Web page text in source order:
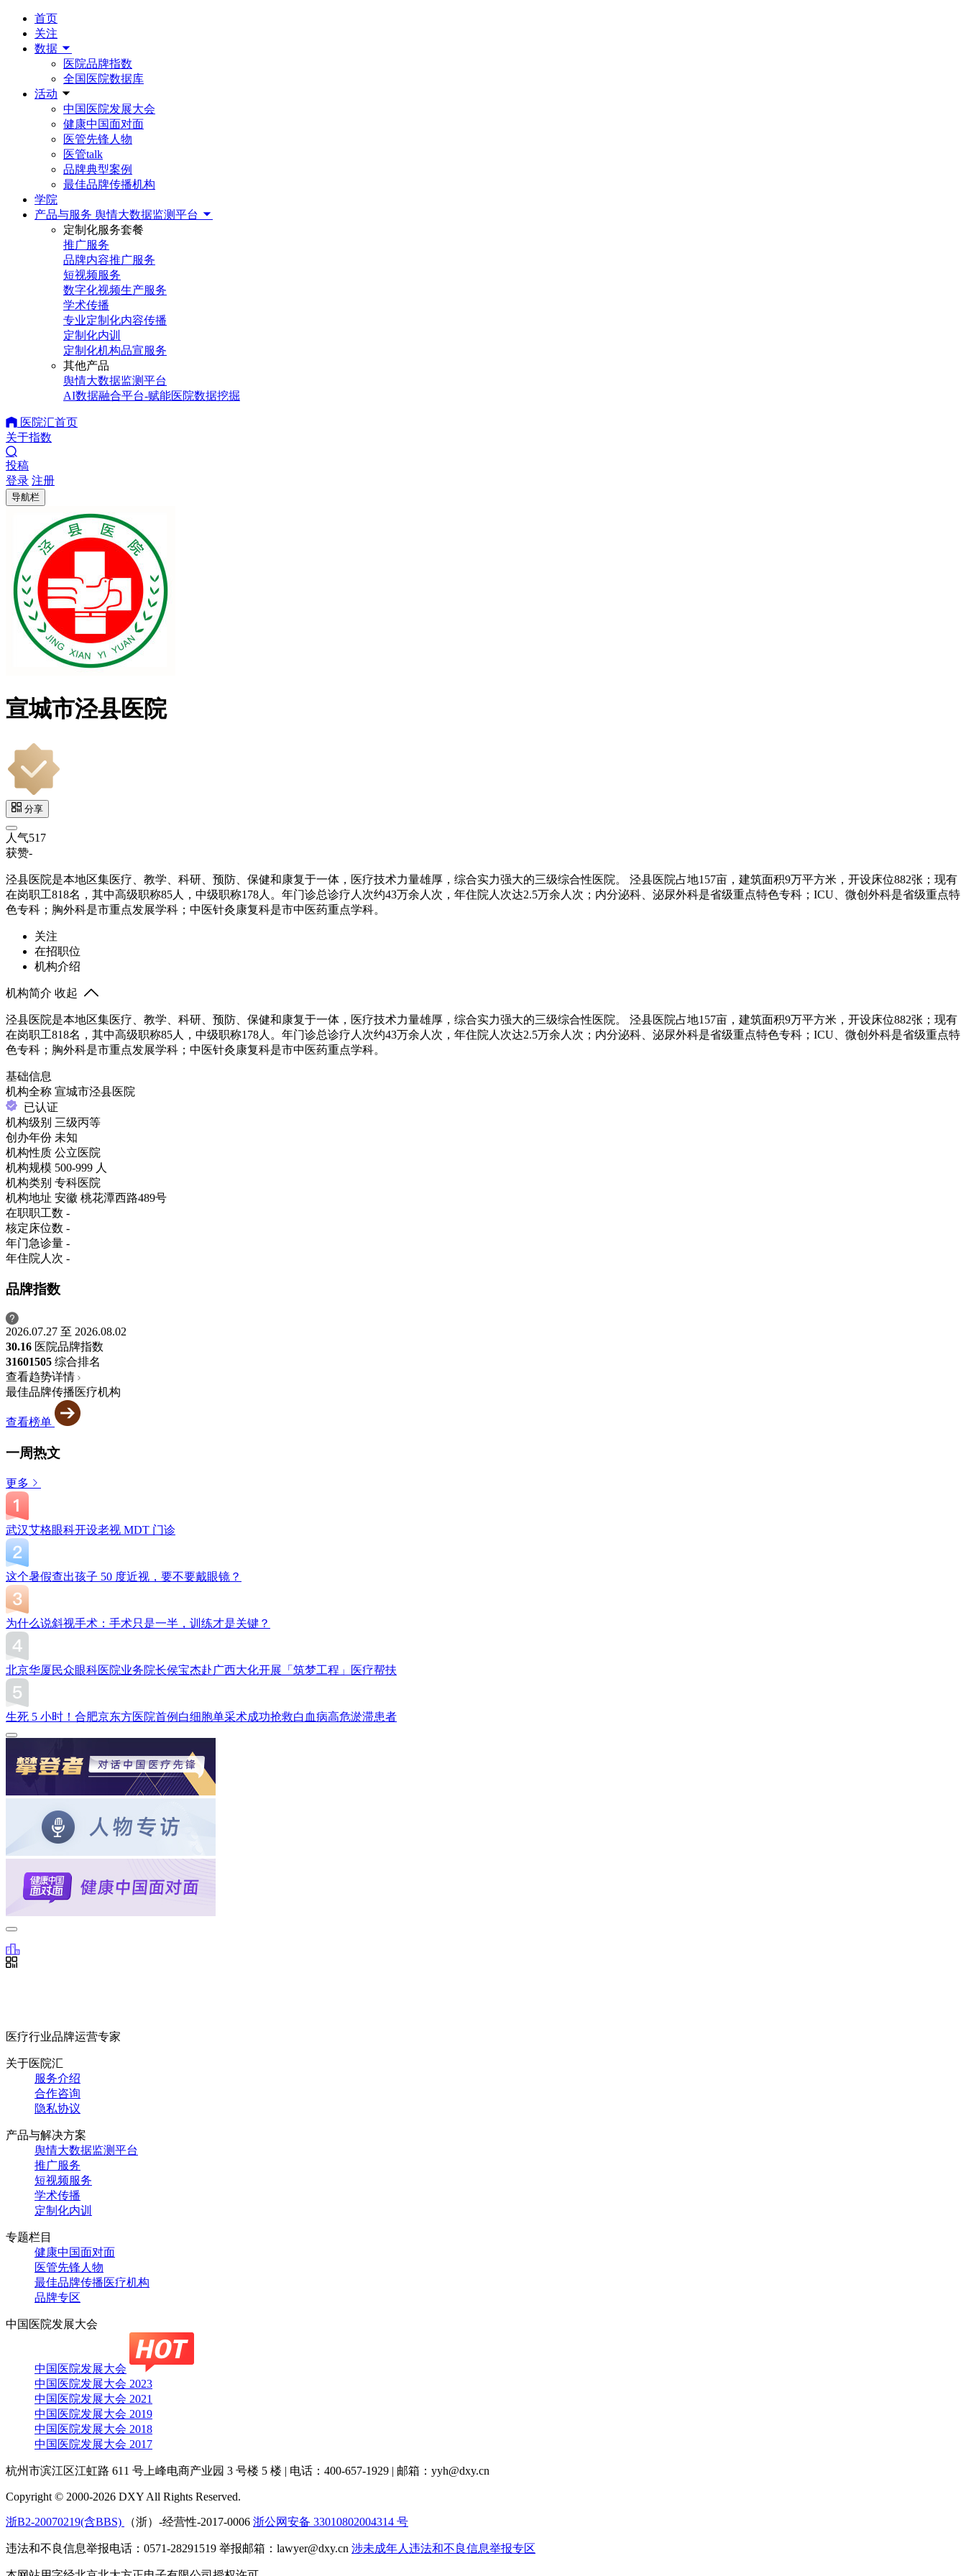
首页
关注
数据
医院品牌指数
全国医院数据库
活动
中国医院发展大会
健康中国面对面
医管先锋人物
医管talk
品牌典型案例
最佳品牌传播机构
学院
产品与服务 舆情大数据监测平台
定制化服务套餐
推广服务
品牌内容推广服务
短视频服务
数字化视频生产服务
学术传播
专业定制化内容传播
定制化内训
定制化机构品宣服务
其他产品
舆情大数据监测平台
AI数据融合平台-赋能医院数据挖掘
医院汇首页
关于指数
投稿
登录 注册
导航栏
宣城市泾县医院
分享
人气517
获赞-
泾县医院是本地区集医疗、教学、科研、预防、保健和康复于一体，医疗技术力量雄厚，综合实力强大的三级综合性医院。 泾县医院占地157亩，建筑面积9万平方米，开设床位882张；现有
在岗职工818名，其中高级职称85人，中级职称178人。年门诊总诊疗人次约43万余人次，年住院人次达2.5万余人次；内分泌科、泌尿外科是省级重点特色专科；ICU、微创外科是省级重点特
色专科；胸外科是市重点发展学科；中医针灸康复科是市中医药重点学科。
关注
在招职位
机构介绍
机构简介 收起
泾县医院是本地区集医疗、教学、科研、预防、保健和康复于一体，医疗技术力量雄厚，综合实力强大的三级综合性医院。 泾县医院占地157亩，建筑面积9万平方米，开设床位882张；现有
在岗职工818名，其中高级职称85人，中级职称178人。年门诊总诊疗人次约43万余人次，年住院人次达2.5万余人次；内分泌科、泌尿外科是省级重点特色专科；ICU、微创外科是省级重点特
色专科；胸外科是市重点发展学科；中医针灸康复科是市中医药重点学科。
基础信息
机构全称 宣城市泾县医院
已认证
机构级别 三级丙等
创办年份 未知
机构性质 公立医院
机构规模 500-999 人
机构类别 专科医院
机构地址 安徽 桃花潭西路489号
在职职工数 -
核定床位数 -
年门急诊量 -
年住院人次 -
品牌指数
2026.07.27 至 2026.08.02
30.16 医院品牌指数
31601505 综合排名
查看趋势详情
最佳品牌传播医疗机构
查看榜单
一周热文
更多
武汉艾格眼科开设老视 MDT 门诊
这个暑假查出孩子 50 度近视，要不要戴眼镜？
为什么说斜视手术：手术只是一半，训练才是关键？
北京华厦民众眼科医院业务院长侯宝杰赴广西大化开展「筑梦工程」医疗帮扶
生死 5 小时！合肥京东方医院首例白细胞单采术成功抢救白血病高危淤滞患者
医疗行业品牌运营专家
关于医院汇
服务介绍
合作咨询
隐私协议
产品与解决方案
舆情大数据监测平台
推广服务
短视频服务
学术传播
定制化内训
专题栏目
健康中国面对面
医管先锋人物
最佳品牌传播医疗机构
品牌专区
中国医院发展大会
中国医院发展大会
中国医院发展大会 2023
中国医院发展大会 2021
中国医院发展大会 2019
中国医院发展大会 2018
中国医院发展大会 2017
杭州市滨江区江虹路 611 号上峰电商产业园 3 号楼 5 楼 | 电话：400-657-1929 | 邮箱：yyh@dxy.cn
Copyright © 2000-2026 DXY All Rights Reserved.
浙B2-20070219(含BBS) （浙）-经营性-2017-0006 浙公网安备 33010802004314 号
违法和不良信息举报电话：0571-28291519 举报邮箱：lawyer@dxy.cn 涉未成年人违法和不良信息举报专区